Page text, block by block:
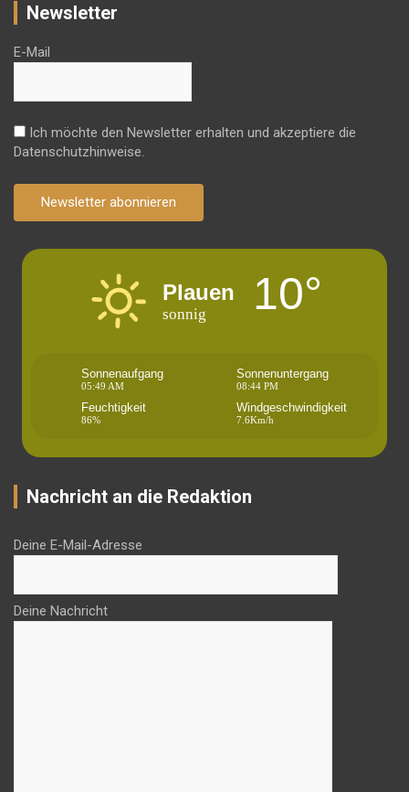
Newsletter
E-Mail
Ich möchte den Newsletter erhalten und akzeptiere die
Datenschutzhinweise.
Newsletter abonnieren
Plauen
sonnig 10°
Sonnenaufgang
05:49 AM
Sonnenuntergang
08:44 PM
Feuchtigkeit
86%
Windgeschwindigkeit
7.6Km/h
Nachricht an die Redaktion
Deine E-Mail-Adresse
Deine Nachricht